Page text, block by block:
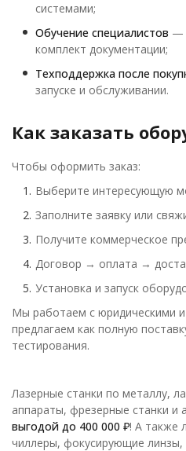
системами;
Обучение специалистов —
комплект документации;
Техподдержка после
запуске и обслуживании.
Как заказать
Чтобы оформить заказ:
Выберите интересующую
Заполните заявку или
Получите коммерческое
Договор → оплата →
Установка и запуск
Мы работаем с юридическими
предлагаем как полную
тестирования.
Лазерные станки по металлу,
аппараты, фрезерные станки и
выгодой до 400 000 ₽! А также
чиллеры, фокусирующие